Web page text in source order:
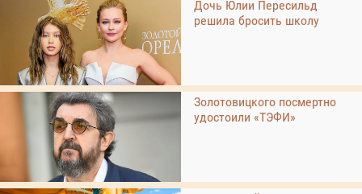
Дочь Юлии Пересильд
решила бросить школу
Золотовицкого посмертно
удостоили «ТЭФИ»